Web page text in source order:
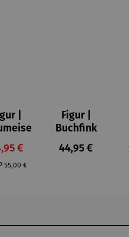
|
€
Regulärer Preis:
55,00 €
Figur |
Buchfink
Regulärer
44,95 €